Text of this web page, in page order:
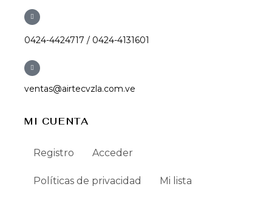
0424-4424717 / 0424-4131601
ventas@airtecvzla.com.ve
MI CUENTA
Registro Acceder
Políticas de privacidad Mi lista